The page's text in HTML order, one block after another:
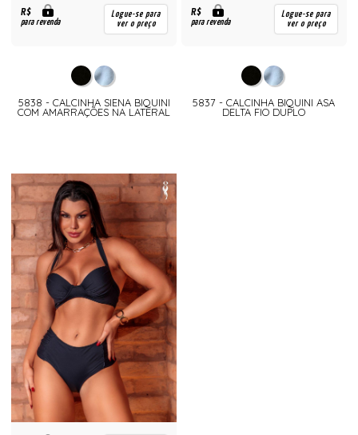
R$
para revenda
Logue-se para
ver o preço
5838 - CALCINHA SIENA BIQUINI
COM AMARRAÇÕES NA LATERAL
R$
para revenda
Logue-se para
ver o preço
5837 - CALCINHA BIQUINI ASA
DELTA FIO DUPLO